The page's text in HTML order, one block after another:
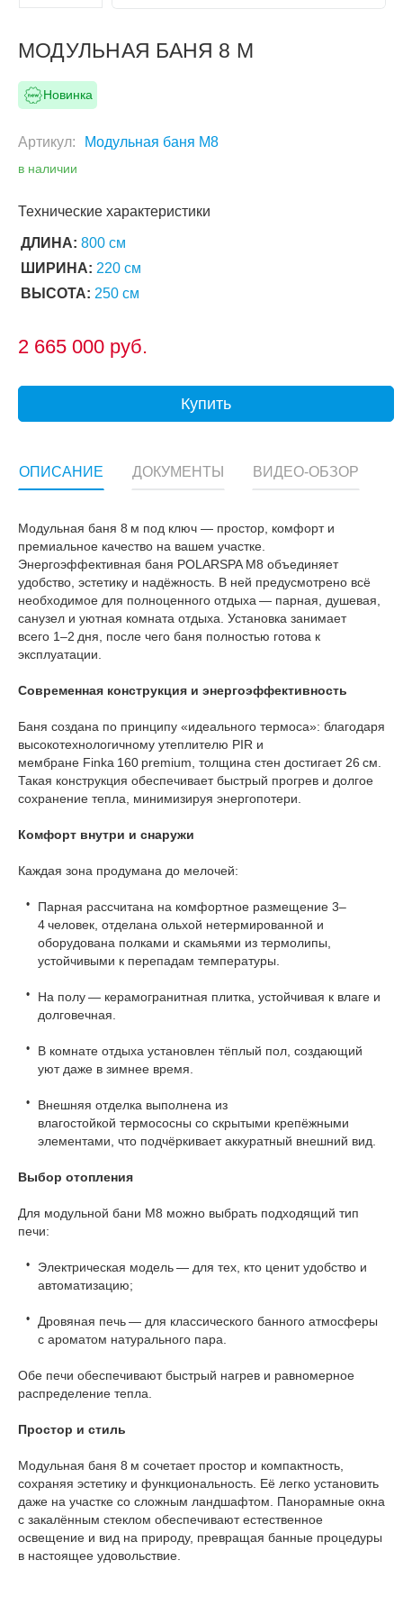
МОДУЛЬНАЯ БАНЯ 8 М
Новинка
Артикул: Модульная баня М8
в наличии
Технические характеристики
ДЛИНА: 800 см
ШИРИНА: 220 см
ВЫСОТА: 250 см
2 665 000 руб.
Купить
ОПИСАНИЕ ДОКУМЕНТЫ ВИДЕО-ОБЗОР
Модульная баня 8 м под ключ — простор, комфорт и
премиальное качество на вашем участке.
Энергоэффективная баня POLARSPA М8 объединяет
удобство, эстетику и надёжность. В ней предусмотрено всё
необходимое для полноценного отдыха — парная, душевая,
санузел и уютная комната отдыха. Установка занимает
всего 1–2 дня, после чего баня полностью готова к
эксплуатации.
Современная конструкция и энергоэффективность
Баня создана по принципу «идеального термоса»: благодаря
высокотехнологичному утеплителю PIR и
мембране Finka 160 premium, толщина стен достигает 26 см.
Такая конструкция обеспечивает быстрый прогрев и долгое
сохранение тепла, минимизируя энергопотери.
Комфорт внутри и снаружи
Каждая зона продумана до мелочей:
Парная рассчитана на комфортное размещение 3–
4 человек, отделана ольхой нетермированной и
оборудована полками и скамьями из термолипы,
устойчивыми к перепадам температуры.
На полу — керамогранитная плитка, устойчивая к влаге и
долговечная.
В комнате отдыха установлен тёплый пол, создающий
уют даже в зимнее время.
Внешняя отделка выполнена из
влагостойкой термососны со скрытыми крепёжными
элементами, что подчёркивает аккуратный внешний вид.
Выбор отопления
Для модульной бани М8 можно выбрать подходящий тип
печи:
Электрическая модель — для тех, кто ценит удобство и
автоматизацию;
Дровяная печь — для классического банного атмосферы
с ароматом натурального пара.
Обе печи обеспечивают быстрый нагрев и равномерное
распределение тепла.
Простор и стиль
Модульная баня 8 м сочетает простор и компактность,
сохраняя эстетику и функциональность. Её легко установить
даже на участке со сложным ландшафтом. Панорамные окна
с закалённым стеклом обеспечивают естественное
освещение и вид на природу, превращая банные процедуры
в настоящее удовольствие.